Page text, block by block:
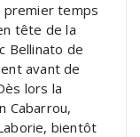
premier temps
tête de la
Bellinato de
avant de
lors la
Cabarrou,
bientôt